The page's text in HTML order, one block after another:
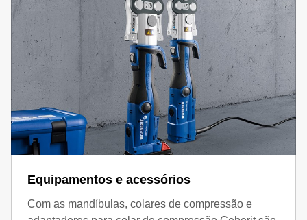
Equipamentos e acessórios
Com as mandíbulas, colares de compressão e